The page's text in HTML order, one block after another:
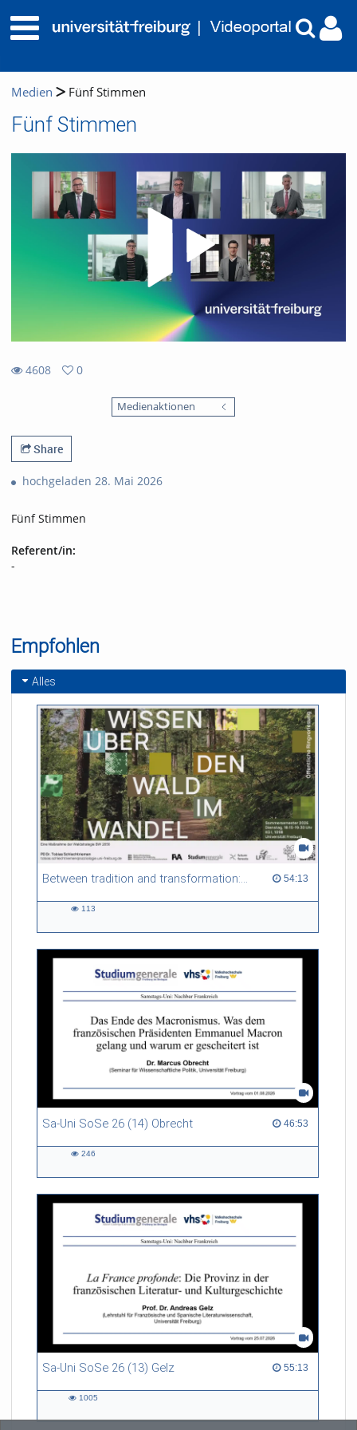
Medien Fünf Stimmen
Fünf Stimmen
4608
0
Medienaktionen
Share
hochgeladen 28. Mai 2026
Fünf Stimmen
Referent/in:
-
Empfohlen
Alles
Between tradition and transformation: how owners, advisers and institutions co-create knowledge for resilient forests in Europe 54:13
54:13 duration
113
Sa-Uni SoSe 26 (14) Obrecht 46:53
46:53 duration
246
Sa-Uni SoSe 26 (13) Gelz 55:13
55:13 duration
1005